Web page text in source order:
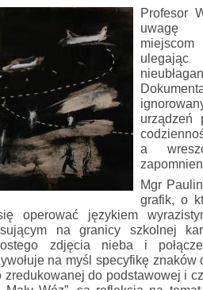
Profesor
uwagę
urządzeń
a
Mgr
grafik, o
operować językiem
na granicy szkolnej
zdjęcia nieba i
na myśl specyfikę znaków
zredukowanej do podstawowej i